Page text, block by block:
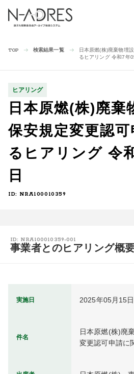
TOP 検索結果一覧
日本原燃(株)廃棄物埋
るヒアリング 令和7年
ヒアリング
日本原燃(株)廃棄
保安規定変更認
るヒアリング 令
日
ID: NRA100010359
ID: NRA100010359-001
事業者とのヒアリング概
実施日 2025年05月15日
件名
日本原燃(株)廃
変更認可申請に